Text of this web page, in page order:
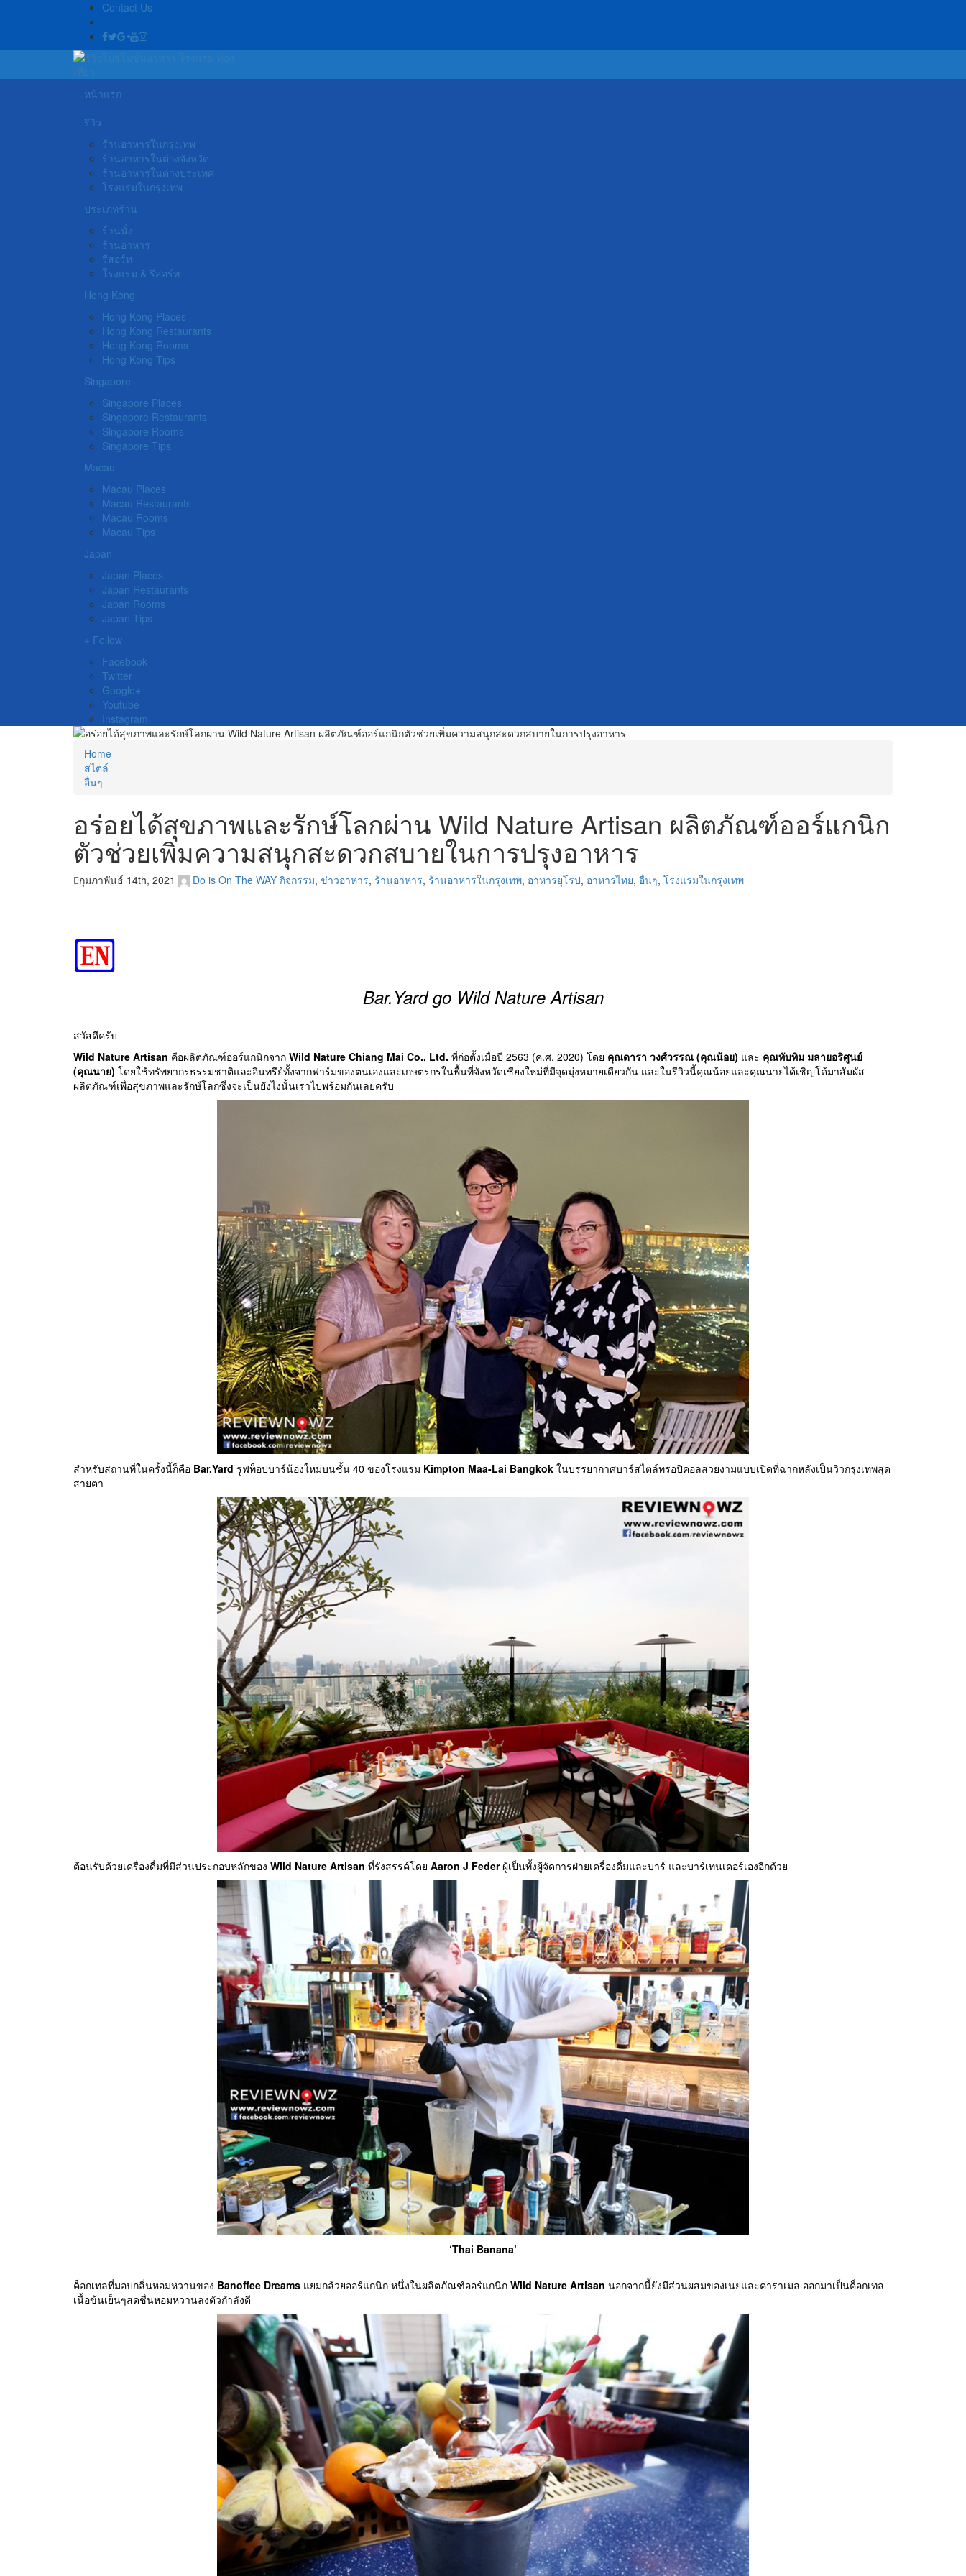
Contact Us
หน้าแรก
รีวิว
ร้านอาหารในกรุงเทพ
ร้านอาหารในต่างจังหวัด
ร้านอาหารในต่างประเทศ
โรงแรมในกรุงเทพ
ประเภทร้าน
ร้านนั่ง
ร้านอาหาร
รีสอร์ท
โรงแรม & รีสอร์ท
Hong Kong
Hong Kong Places
Hong Kong Restaurants
Hong Kong Rooms
Hong Kong Tips
Singapore
Singapore Places
Singapore Restaurants
Singapore Rooms
Singapore Tips
Macau
Macau Places
Macau Restaurants
Macau Rooms
Macau Tips
Japan
Japan Places
Japan Restaurants
Japan Rooms
Japan Tips
Follow
Facebook
Twitter
Google+
Youtube
Instagram
Home
สไตล์
อื่นๆ
อร่อยได้สุขภาพและรักษ์โลกผ่าน Wild Nature Artisan ผลิตภัณฑ์ออร์แกนิก
ตัวช่วยเพิ่มความสนุกสะดวกสบายในการปรุงอาหาร
กุมภาพันธ์ 14th, 2021 Do is On The WAY กิจกรรม, ข่าวอาหาร, ร้านอาหาร, ร้านอาหารในกรุงเทพ, อาหารยุโรป, อาหารไทย, อื่นๆ, โรงแรมในกรุงเทพ
Bar.Yard go Wild Nature Artisan
สวัสดีครับ
Wild Nature Artisan คือผลิตภัณฑ์ออร์แกนิกจาก Wild Nature Chiang Mai Co., Ltd. ที่ก่อตั้งเมื่อปี 2563 (ค.ศ. 2020) โดย คุณดารา วงศ์วรรณ (คุณน้อย) และ คุณทับทิม มลายอริศูนย์
(คุณนาย) โดยใช้ทรัพยากรธรรมชาติและอินทรีย์ทั้งจากฟาร์มของตนเองและเกษตรกรในพื้นที่จังหวัดเชียงใหม่ที่มีจุดมุ่งหมายเดียวกัน และในรีวิวนี้คุณน้อยและคุณนายได้เชิญโด้มาสัมผัส
ผลิตภัณฑ์เพื่อสุขภาพและรักษ์โลกซึ่งจะเป็นยังไงนั้นเราไปพร้อมกันเลยครับ
สำหรับสถานที่ในครั้งนี้ก็คือ Bar.Yard รูฟท็อปบาร์น้องใหม่บนชั้น 40 ของโรงแรม Kimpton Maa-Lai Bangkok ในบรรยากาศบาร์สไตล์ทรอปิคอลสวยงามแบบเปิดที่ฉากหลังเป็นวิวกรุงเทพสุด
สายตา
ต้อนรับด้วยเครื่องดื่มที่มีส่วนประกอบหลักของ Wild Nature Artisan ที่รังสรรค์โดย Aaron J Federผู้เป็นทั้งผู้จัดการฝ่ายเครื่องดื่มและบาร์ และบาร์เทนเดอร์เองอีกด้วย
‘Thai Banana’
ค็อกเทลที่มอบกลิ่นหอมหวานของ Banoffee Dreams แยมกล้วยออร์แกนิก หนึ่งในผลิตภัณฑ์ออร์แกนิก Wild Nature Artisan นอกจากนี้ยังมีส่วนผสมของเนยและคาราเมล ออกมาเป็นค็อกเทล
เนื้อข้นเย็นๆสดชื่นหอมหวานลงตัวกำลังดี